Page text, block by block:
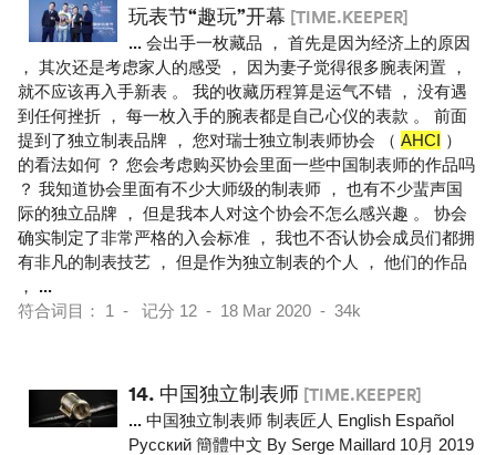
玩表节“趣玩”开幕 [TIME.KEEPER]
... 会出手一枚藏品 ， 首先是因为经济上的原因
， 其次还是考虑家人的感受 ， 因为妻子觉得很多腕表闲置 ，
就不应该再入手新表 。 我的收藏历程算是运气不错 ， 没有遇
到任何挫折 ， 每一枚入手的腕表都是自己心仪的表款 。 前面
提到了独立制表品牌 ， 您对瑞士独立制表师协会 （ AHCI ）
的看法如何 ？ 您会考虑购买协会里面一些中国制表师的作品吗
？ 我知道协会里面有不少大师级的制表师 ， 也有不少蜚声国
际的独立品牌 ， 但是我本人对这个协会不怎么感兴趣 。 协会
确实制定了非常严格的入会标准 ， 我也不否认协会成员们都拥
有非凡的制表技艺 ， 但是作为独立制表的个人 ， 他们的作品
， ...
符合词目： 1 - 记分 12 - 18 Mar 2020 - 34k
14. 中国独立制表师 [TIME.KEEPER]
... 中国独立制表师 制表匠人 English Español
Pусский 簡體中文 By Serge Maillard 10月 2019